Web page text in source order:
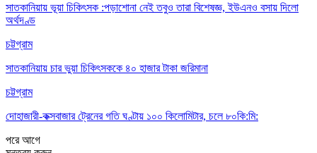
সাতকানিয়ায় ভূয়া চিকিৎসক :পড়াশোনা নেই তবুও তারা বিশেষজ্ঞ, ইউএনও বসায় দিলো
অর্থদণ্ড
চট্টগ্রাম
সাতকানিয়ায় চার ভুয়া চিকিৎসককে ৪০ হাজার টাকা জরিমানা
চট্টগ্রাম
দোহাজারী-কক্সবাজার ট্রেনের গতি ঘণ্টায় ১০০ কিলোমিটার, চলে ৮০কি:মি:
পরেআগে